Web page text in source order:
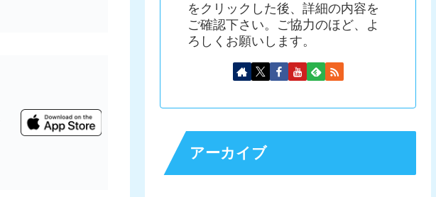
をクリックした後、詳細の内容を
ご確認下さい。ご協力のほど、よ
ろしくお願いします。
アーカイブ